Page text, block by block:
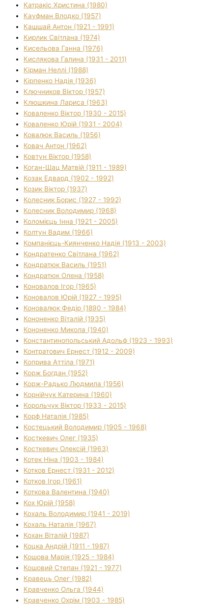
Катракіс Христина (1980)
Кауфман Влодко (1957)
Кашшай Антон (1921 - 1991)
Кирлик Світлана (1974)
Кисельова Ганна (1976)
Кислякова Галина (1931 - 2011)
Кірман Неллі (1988)
Кірпенко Надія (1936)
Ключников Віктор (1957)
Клюшкина Лариса (1963)
Коваленко Віктор (1930 - 2015)
Коваленко Юрій (1931 - 2004)
Ковалюк Василь (1956)
Ковач Антон (1962)
Ковтун Віктор (1958)
Коган-Шац Матвій (1911 - 1989)
Козак Едвард (1902 - 1992)
Козик Віктор (1937)
Колесник Борис (1927 - 1992)
Колесник Володимир (1968)
Коломієць Інна (1921 - 2005)
Колтун Вадим (1966)
Компанієць-Киянченко Надія (1913 - 2003)
Кондратенко Світлана (1962)
Кондратюк Василь (1951)
Кондратюк Олена (1958)
Коновалов Ігор (1965)
Коновалов Юрій (1927 - 1995)
Коновалюк Федір (1890 - 1984)
Кононенко Віталій (1935)
Кононенко Микола (1940)
Константинопольський Адольф (1923 - 1993)
Контратович Ернест (1912 - 2009)
Коприва Аттіла (1971)
Корж Богдан (1952)
Корж-Радько Людмила (1956)
Корнійчук Катерина (1960)
Корольчук Віктор (1933 - 2015)
Корф Наталія (1985)
Костецький Володимир (1905 - 1968)
Косткевич Олег (1935)
Косткевич Олексій (1963)
Котек Ніна (1903 - 1984)
Котков Ернест (1931 - 2012)
Котков Ігор (1961)
Коткова Валентина (1940)
Кох Юрій (1958)
Кохаль Володимир (1941 - 2019)
Кохаль Наталія (1967)
Кохан Віталій (1987)
Коцка Андрій (1911 - 1987)
Кошова Марія (1925 - 1984)
Кошовий Степан (1921 - 1977)
Кравець Олег (1982)
Кравченко Ольга (1944)
Кравченко Охрім (1903 - 1985)